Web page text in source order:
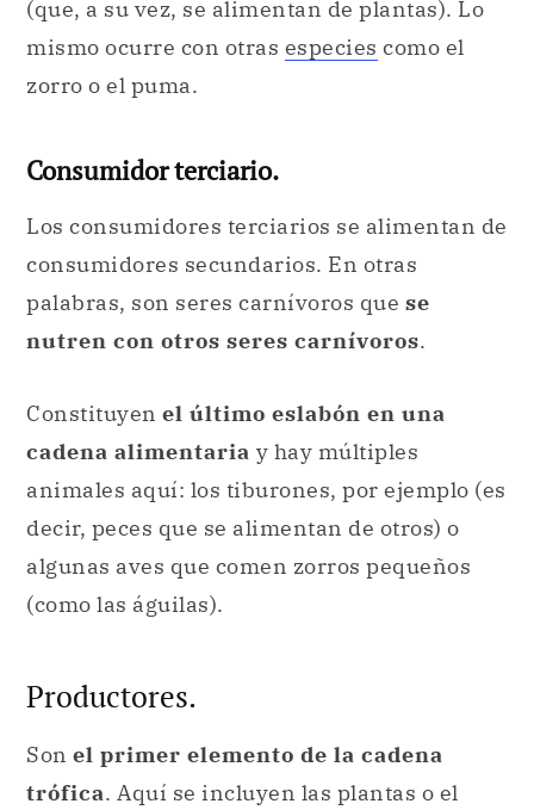
Consumidor terciario.
Los consumidores terciarios se alimentan de
palabras, son seres carnívoros que
Constituyenel último eslabón en una
cadena alimentariay hay múltiples
animales aquí: los tiburones, por ejemplo (es
algunas aves que comen zorros pequeños
(como las águilas).
Productores.
Sonel primer elemento de la cadena
fitoplancton (organismos que producen
que les provee el agua), es decir, los
organismos que realizan la fotosíntesis